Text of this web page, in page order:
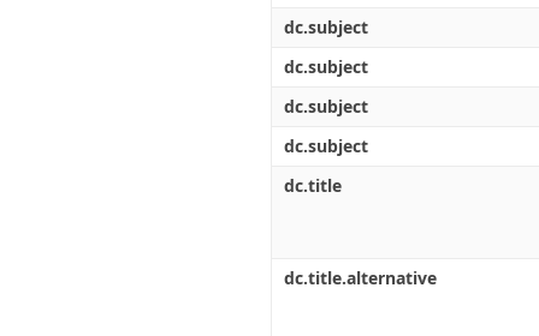
dc.subject
dc.subject
dc.subject
dc.subject
dc.title
dc.title.alternative